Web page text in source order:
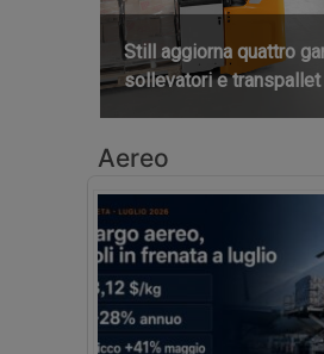
Still aggiorna quattro
sollevatori e transpallet
Aereo